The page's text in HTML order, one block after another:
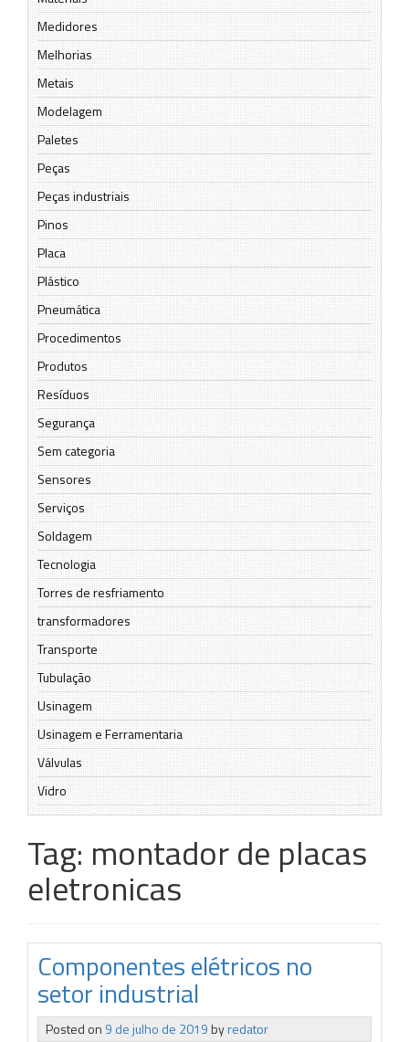
Medidores
Melhorias
Metais
Modelagem
Paletes
Peças
Peças industriais
Pinos
Placa
Plástico
Pneumática
Procedimentos
Produtos
Resíduos
Segurança
Sem categoria
Sensores
Serviços
Soldagem
Tecnologia
Torres de resfriamento
transformadores
Transporte
Tubulação
Usinagem
Usinagem e Ferramentaria
Válvulas
Vidro
Tag: montador de placas
eletronicas
Componentes elétricos no
setor industrial
Posted on 9 de julho de 2019byredator